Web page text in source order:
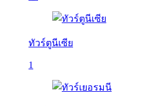
ทัวร์ตูนีเซีย
1